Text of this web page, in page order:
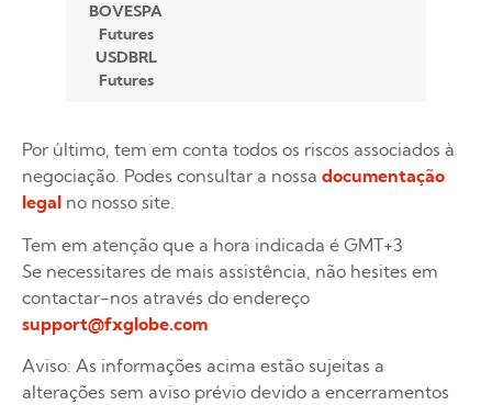
BOVESPA
Futures
USDBRL
Futures
Por último, tem em conta todos os riscos associados à
negociação. Podes consultar a nossa documentação
legal no nosso site.
Tem em atenção que a hora indicada é GMT+3
Se necessitares de mais assistência, não hesites em
contactar-nos através do endereço
support@fxglobe.com
Aviso: As informações acima estão sujeitas a
alterações sem aviso prévio devido a encerramentos